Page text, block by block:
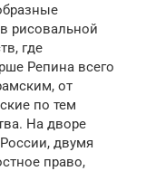
рисовальной
где
Репина всего
от
по тем
На дворе
двумя
право,